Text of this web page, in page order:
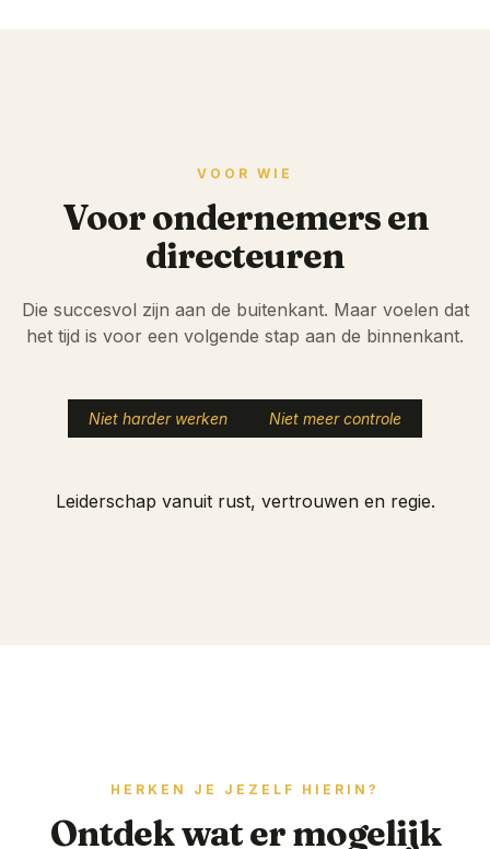
VOOR WIE
Voor ondernemers en
directeuren
Die succesvol zijn aan de buitenkant. Maar voelen dat
het tijd is voor een volgende stap aan de binnenkant.
Niet harder werken Niet meer controle
Leiderschap vanuit rust, vertrouwen en regie.
HERKEN JE JEZELF HIERIN?
Ontdek wat er mogelijk